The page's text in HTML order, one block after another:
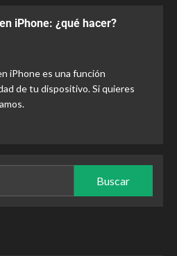
iPhone: ¿qué hacer?
iPhone es una función
de tu dispositivo. Si quieres